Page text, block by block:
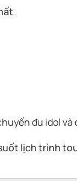
đu idol
lịch trình